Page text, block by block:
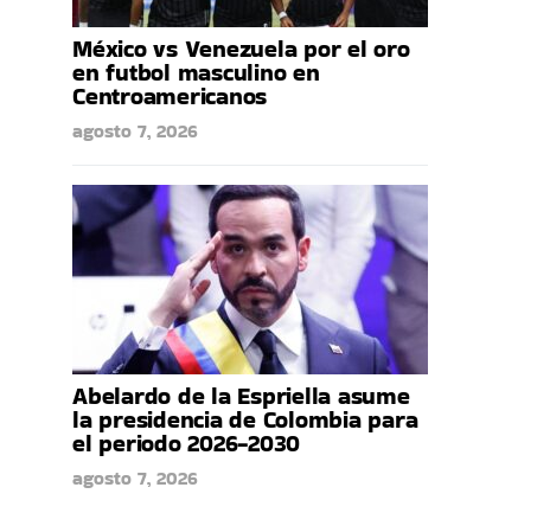
México vs Venezuela por el oro
en futbol masculino en
Centroamericanos
agosto 7, 2026
Abelardo de la Espriella asume
la presidencia de Colombia para
el periodo 2026-2030
agosto 7, 2026